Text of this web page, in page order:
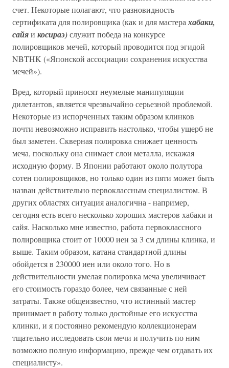
счет. Некоторые полагают, что разновидность
сертификата для полировщика (как и для мастера хабаки,
сайяи косираэ)служит победа на конкурсе
полировщиков мечей, который проводится под эгидой
NBTHK («Японской ассоциации сохранения искусства
мечей»).
Вред, который приносят неумелые манипуляции
дилетантов, является чрезвычайно серьезной проблемой.
Некоторые из испорченных таким образом клинков
почти невозможно исправить настолько, чтобы ущерб не
был заметен. Скверная полировка снижает ценность
меча, поскольку она снимает слои металла, искажая
исходную форму. В Японии работают около полутора
сотен полировщиков, но только один из пяти может быть
назван действительно первоклассным специалистом. В
других областях ситуация аналогична - например,
сегодня есть всего несколько хороших мастеров хабаки и
сайя. Насколько мне известно, работа первоклассного
полировщика стоит от 10000 иен за 3 см длины клинка, и
выше. Таким образом, катана стандартной длины
обойдется в 230000 иен или около того. Но в
действительности умелая полировка меча увеличивает
его стоимость гораздо более, чем связанные с ней
затраты. Также общеизвестно, что истинный мастер
принимает в работу только достойные его искусства
клинки, и я постоянно рекомендую коллекционерам
тщательно исследовать свои мечи и получить по ним
возможно полную информацию, прежде чем отдавать их
специалисту».